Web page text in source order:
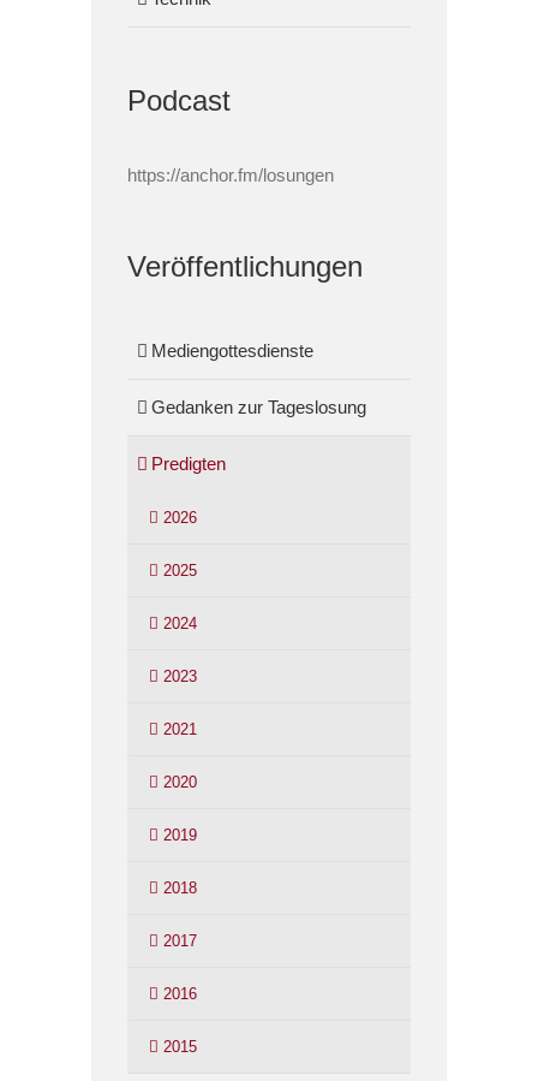
Podcast
https://anchor.fm/losungen
Veröffentlichungen
Mediengottesdienste
Gedanken zur Tageslosung
Predigten
2026
2025
2024
2023
2021
2020
2019
2018
2017
2016
2015